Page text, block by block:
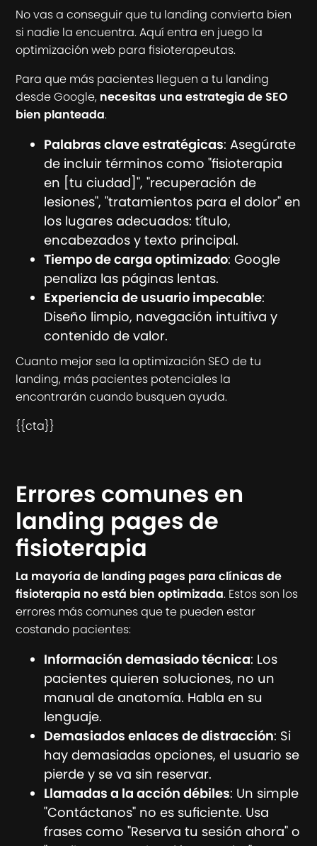
No vas a conseguir que tu landing convierta bien
si nadie la encuentra. Aquí entra en juego la
optimización web para fisioterapeutas.
Para que más pacientes lleguen a tu landing
desde Google, necesitas una estrategia de SEO
bien planteada.
Palabras clave estratégicas: Asegúrate
de incluir términos como "fisioterapia
en [tu ciudad]", "recuperación de
lesiones", "tratamientos para el dolor" en
los lugares adecuados: título,
encabezados y texto principal.
Tiempo de carga optimizado: Google
penaliza las páginas lentas.
Experiencia de usuario impecable:
Diseño limpio, navegación intuitiva y
contenido de valor.
Cuanto mejor sea la optimización SEO de tu
landing, más pacientes potenciales la
encontrarán cuando busquen ayuda.
{{cta}}
Errores comunes en
landing pages de
fisioterapia
La mayoría de landing pages para clínicas de
fisioterapia no está bien optimizada. Estos son los
errores más comunes que te pueden estar
costando pacientes:
Información demasiado técnica: Los
pacientes quieren soluciones, no un
manual de anatomía. Habla en su
lenguaje.
Demasiados enlaces de distracción: Si
hay demasiadas opciones, el usuario se
pierde y se va sin reservar.
Llamadas a la acción débiles: Un simple
"Contáctanos" no es suficiente. Usa
frases como "Reserva tu sesión ahora" o